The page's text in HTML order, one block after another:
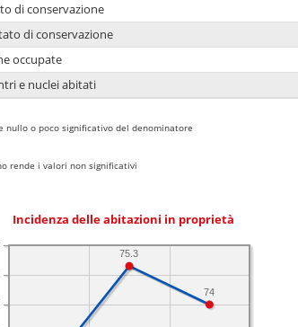
di conservazione
di conservazione
occupate
e nuclei abitati
nullo o poco significativo del denominatore
rende i valori non significativi
Incidenza delle abitazioni in proprietà
74
75.3